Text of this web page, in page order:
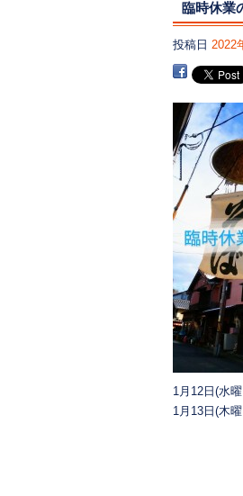
臨時休業
投稿日 2022
1月12日(水
1月13日(木